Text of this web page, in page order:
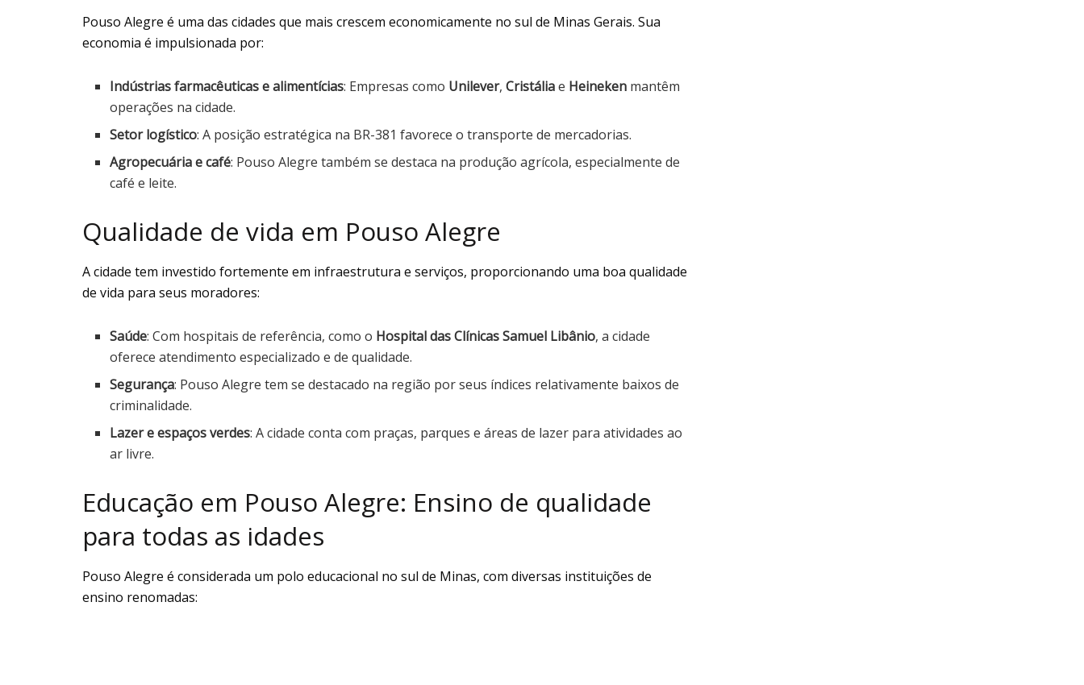
Pouso Alegre é uma das cidades que mais crescem economicamente no sul de Minas Gerais. Sua
economia é impulsionada por:
Indústrias farmacêuticas e alimentícias: Empresas como Unilever,Cristáliae Heineken mantêm
operações na cidade.
Setor logístico: A posição estratégica na BR-381 favorece o transporte de mercadorias.
Agropecuária e café: Pouso Alegre também se destaca na produção agrícola, especialmente de
café e leite.
Qualidade de vida em Pouso Alegre
A cidade tem investido fortemente em infraestrutura e serviços, proporcionando uma boa qualidade
de vida para seus moradores:
Saúde: Com hospitais de referência, como o Hospital das Clínicas Samuel Libânio, a cidade
oferece atendimento especializado e de qualidade.
Segurança: Pouso Alegre tem se destacado na região por seus índices relativamente baixos de
criminalidade.
Lazer e espaços verdes: A cidade conta com praças, parques e áreas de lazer para atividades ao
ar livre.
Educação em Pouso Alegre: Ensino de qualidade
para todas as idades
Pouso Alegre é considerada um polo educacional no sul de Minas, com diversas instituições de
ensino renomadas: